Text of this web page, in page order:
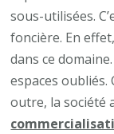
sous-utilisées.
foncière. En
dans ce
espaces oubliés.
outre, la société